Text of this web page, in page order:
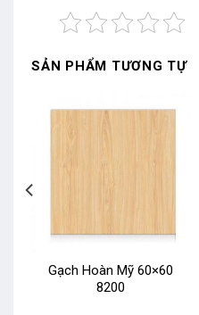
SẢN PHẨM TƯƠNG TỰ
Gạch Hoàn Mỹ 60×60
8200